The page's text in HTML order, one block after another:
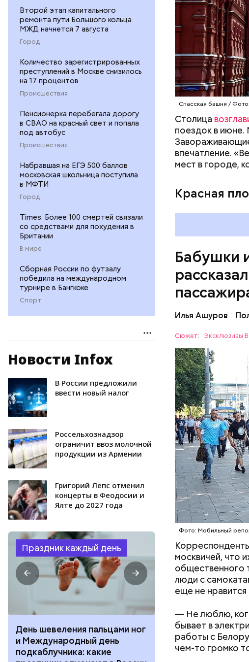
Второй этап капитального
ремонта пути Большого кольца
МЖД начнется 7 августа
Город
Количество зарегистрированных
преступлений в Москве снизилось
на 17 процентов
Происшествия
Пенсионерка перебегала дорогу
в СВАО на красный свет и попала
под автобус
Происшествия
Набравшая на ЕГЭ 500 баллов
московская школьница поступила
в МФТИ
Город
Times: Более 100 смертей связали
со средствами для похудения в
Британии
В мире
Сборная России по футзалу
победила на международном
турнире в Бангкоке
Спорт
Новости Infox
В России предложили
ввести новый налог
Россельхознадзор
ограничит ввоз молочной
продукции из Армении
Григорий Лепс отменил
концерты в Феодосии и
Ялте до 2027 года
Праздник каждый день
День шевеления пальцами ног
и Международный день
подкаблучника: какие
День
горизонта и День
курсанта: какие
Спасская башня /
Столица
поездок в
впечатление.
мест в городе,
Красная
Бабушки
Илья Ашуров
Сюжет: Эксклюзивы
Фото: Мобильный
москвичей, что
общественного
люди с
еще не
— Не люблю,
бывает в
работы с
чем-то громко
— Рюкзаки
пик,
лет.
— Вот меня
метро, а люди
толкать, а они
пожаловался
ТРАНСПОРТ